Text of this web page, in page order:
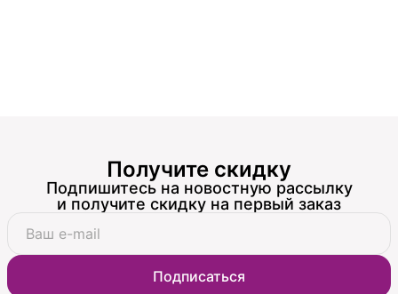
Получите скидку
Подпишитесь на новостную рассылку
и получите скидку на первый заказ
Подписаться